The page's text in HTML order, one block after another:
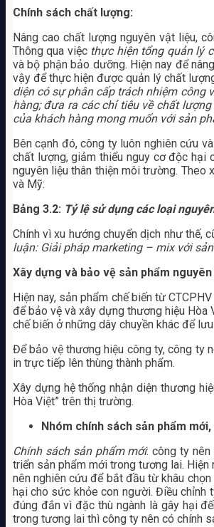
Chính sách chất lượng:
Nâng cao chất lượng nguyên vật liệu,
Thông qua việc thực hiện tổng quản lý
và bộ phận bảo dưỡng. Hiện nay để
vậy để thực hiện được quản lý chất
diện có sự phân cấp trách nhiệm công
hàng; đưa ra các chỉ tiêu về chất
của khách hàng mong muốn với sản
Bên cạnh đó, công ty luôn nghiên cứu
chất lượng, giảm thiểu nguy cơ độc hại
nguyên liệu thân thiện môi trường. Theo
và Mỹ:
Bảng 3.2: Tỷ lệ sử dụng các loại
Chính vì xu hướng chuyển dịch như thế,
luận: Giải pháp marketing – mix với
Xây dựng và bảo vệ sản phẩm
Hiện nay, sản phẩm chế biến từ
để bảo vệ và xây dựng thương hiệu Hòa
chế biến ở những dây chuyền khác để
Để bảo vệ thương hiệu công ty, công ty
in trực tiếp lên thùng thành phẩm.
Xây dựng hệ thống nhận diện thương
Hòa Việt” trên thị trường.
Nhóm chính sách sản phẩm
Chính sách sản phẩm mới: công ty
triển sản phẩm mới trong tương lai.
nên nghiên cứu để bắt đầu từ khâu
hại cho sức khỏe con người. Điều chỉnh
đúng đắn vì đặc thù ngành là gây hại
trong tương lai thì công ty nên có chính